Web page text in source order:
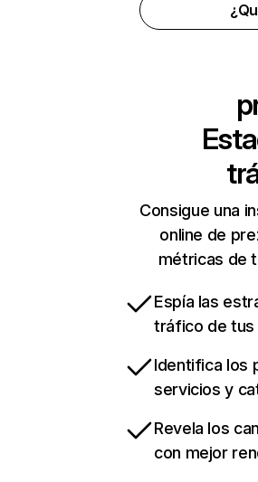
Consigue una
online de
métricas de
Espía las
tráfico de
Identifica los
servicios y
Revela los
con mejor